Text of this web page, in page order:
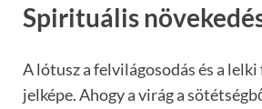
Spirituális
A lótusz a felvilágosodás és a
jelképe. Ahogy a virág a